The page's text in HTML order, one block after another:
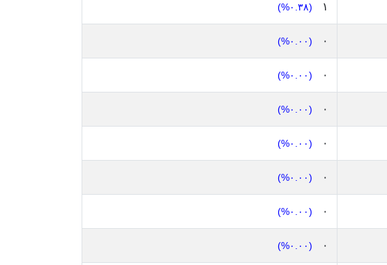
١ (٠.٣٨%)
٠ (٠.٠٠%)
٠ (٠.٠٠%)
٠ (٠.٠٠%)
٠ (٠.٠٠%)
٠ (٠.٠٠%)
٠ (٠.٠٠%)
٠ (٠.٠٠%)